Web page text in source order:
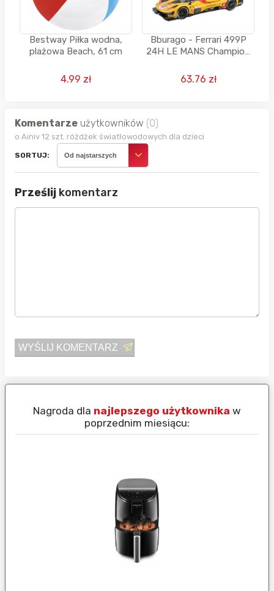
Bestway Piłka wodna,
plażowa Beach, 61 cm
4.99 zł
Bburago - Ferrari 499P
24H LE MANS Champion
63.76 zł
Komentarze użytkowników (0)
o Ainiv 12 szt. różdżek światłowodowych dla dzieci
SORTUJ: Od najstarszych
Prześlij komentarz
WYŚLIJ KOMENTARZ
Nagroda dla najlepszego użytkownika w
poprzednim miesiącu: